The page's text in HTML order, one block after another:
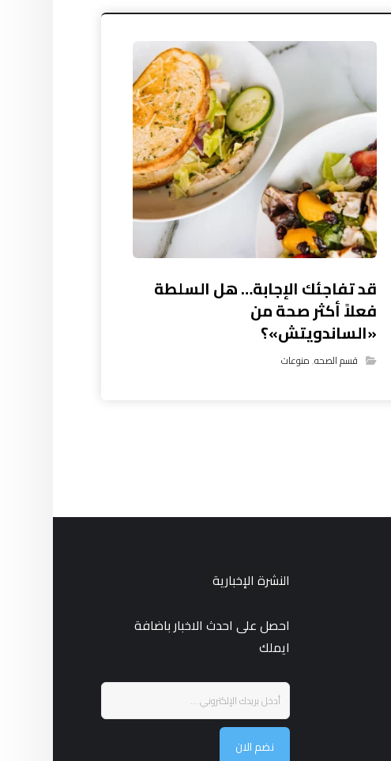
قد تفاجئك الإجابة… هل السلطة
فعلاً أكثر صحة من
«الساندويتش»؟
قسم الصحه,منوعات
النشرة الإخبارية
احصل على احدث الاخبار باضافة
ايملك
نضم الان